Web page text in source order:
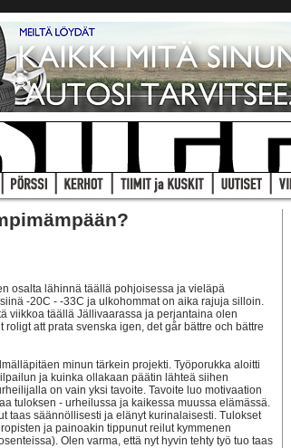
osalta lähinnä täällä pohjoisessa ja vieläpä
-20C - -33C ja ulkohommat on aika rajuja silloin.
viikkoa täällä Jällivaarassa ja perjantaina olen
att prata svenska igen, det går bättre och bättre
minun tärkein projekti. Työporukka aloitti
ja kuinka ollakaan päätin lähteä siihen
on vain yksi tavoite. Tavoite luo motivaation
tuloksen - urheilussa ja kaikessa muussa elämässä.
taas säännöllisesti ja elänyt kurinalaisesti. Tulokset
ja painoakin tippunut reilut kymmenen
Olen varma, että nyt hyvin tehty työ tuo taas